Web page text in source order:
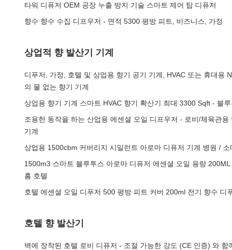
타워 디퓨저 OEM 공장 누출 방지 기술 스마트 제어 탑 디퓨저
향수 향수 수집 디프우저 - 면적 5300 평방 피트, 비즈니스, 가정
상업적 향 발산기 기계
디푸저, 가정, 호텔 및 상업용 향기 공기 기계, HVAC 또는 휴대용
의 물 없는 향기 기계
상업용 향기 기계 스마트 HVAC 향기 확산기 최대 3300 Sqft - 블
조용한 동작을 하는 산업용 에센셜 오일 디프우저 - 로비/체육관용
기계
상업용 1500cbm 커버리지 시일런트 아로마 디퓨저 기계 병원 / 소
1500m3 스마트 블루투스 아로마 디퓨저 에센셜 오일 용량
홈 호텔
호텔 에센셜 오일 디푸저 500 평방 피트 커버 200ml 전기 향수 디
호텔 향 발산기
벽에 장착된 호텔 로비 디퓨저 - 조절 가능한 강도 (CE 인증) 와 함